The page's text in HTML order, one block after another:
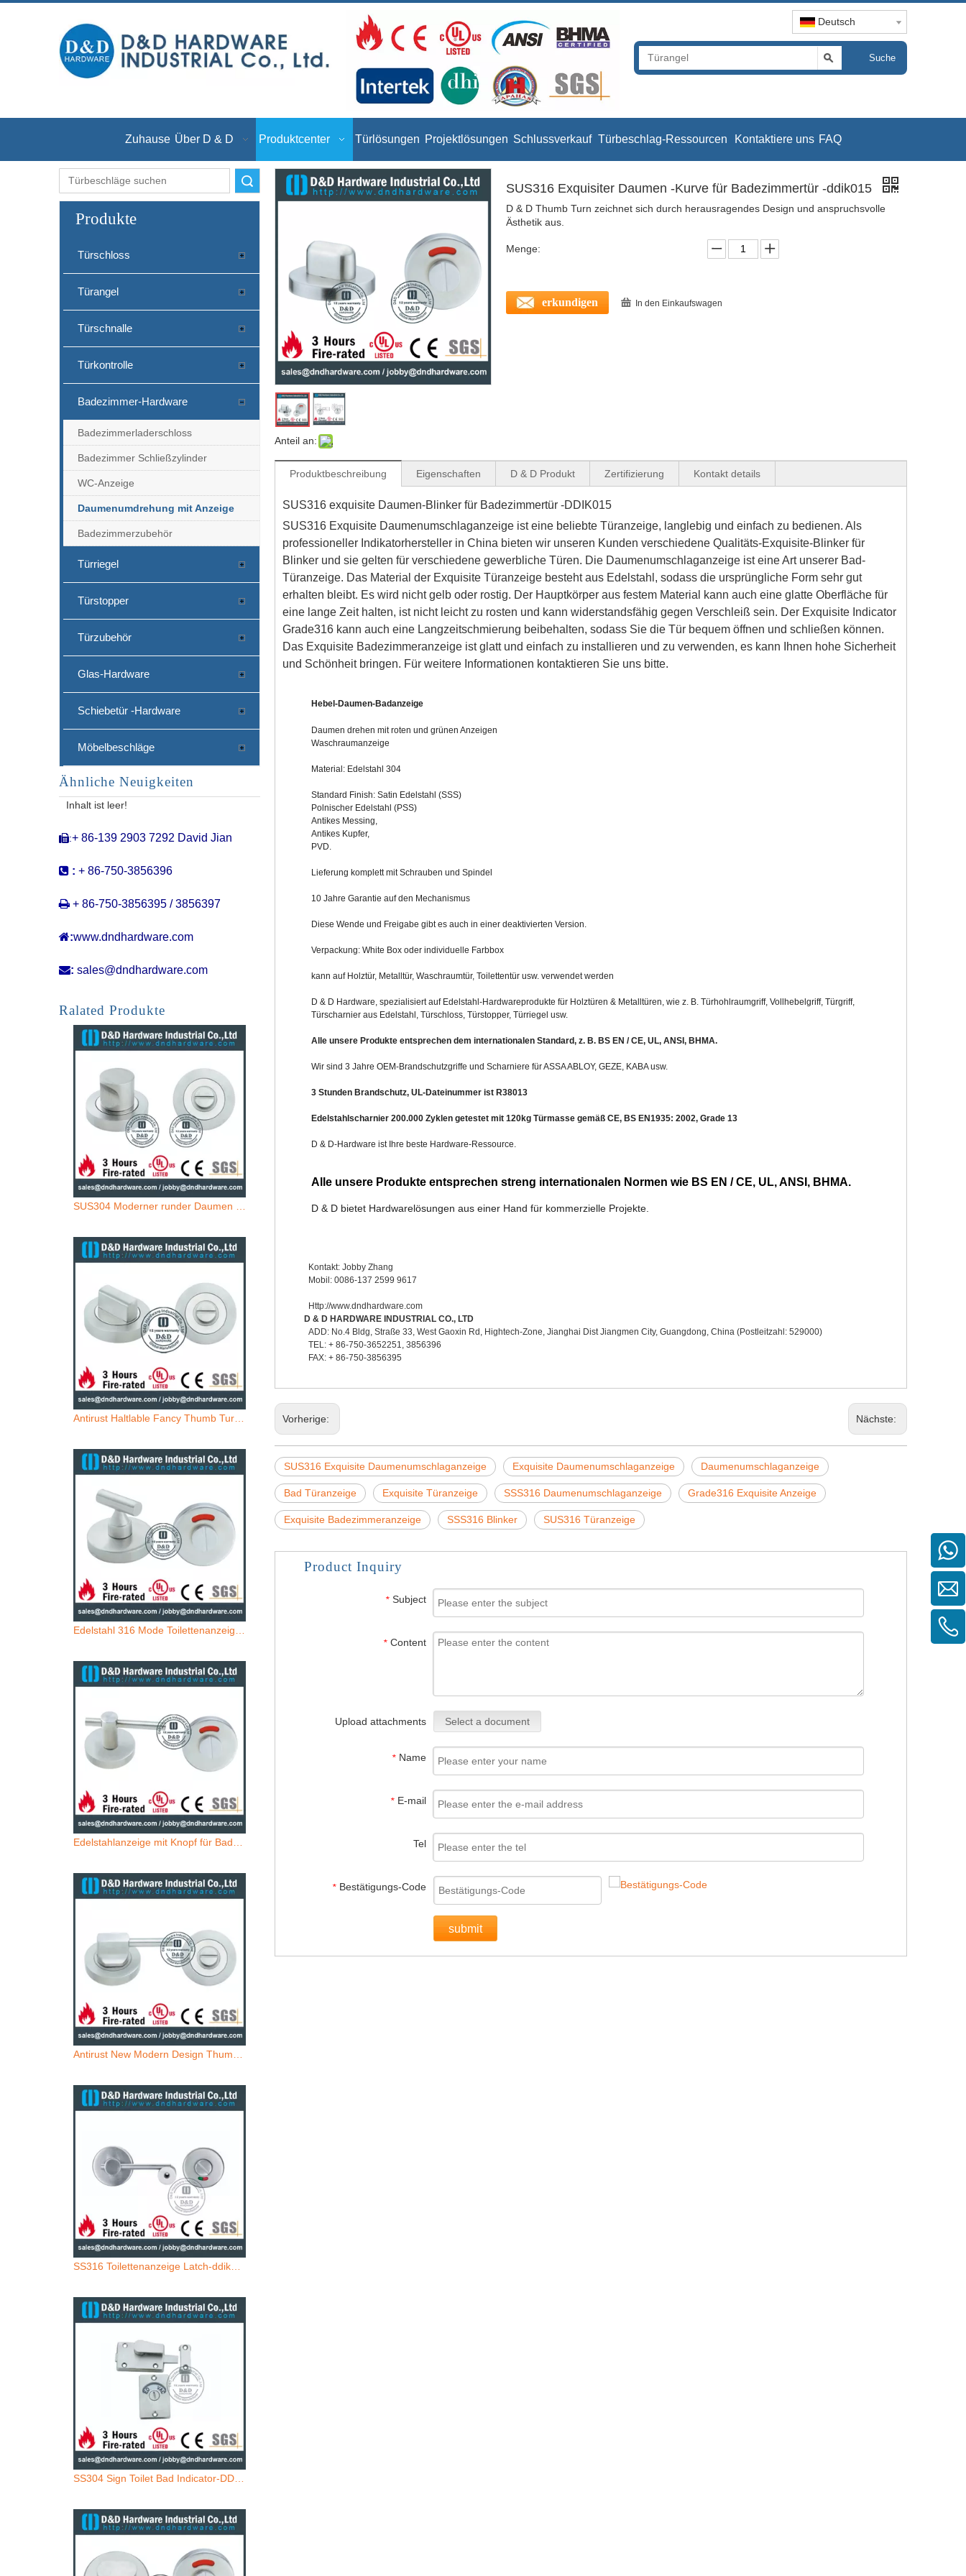
Deutsch
Suche
Zuhause Über D & D Produktcenter Türlösungen Projektlösungen Schlussverkauf Türbeschlag-Ressourcen Kontaktiere uns FAQ
Produkte
Türschloss
Türangel
Türschnalle
Türkontrolle
Badezimmer-Hardware
Badezimmerladerschloss
Badezimmer Schließzylinder
WC-Anzeige
Daumenumdrehung mit Anzeige
Badezimmerzubehör
Türriegel
Türstopper
Türzubehör
Glas-Hardware
Schiebetür -Hardware
Möbelbeschläge
Ähnliche Neuigkeiten
Inhalt ist leer!
:+ 86-139 2903 7292 David Jian
 : + 86-750-3856396
 + 86-750-3856395 / 3856397
:www.dndhardware.com
: sales@dndhardware.com
Ralated Produkte
Anteil an:
SUS316 Exquisiter Daumen -Kurve für Badezimmertür -ddik015
D & D Thumb Turn zeichnet sich durch herausragendes Design und anspruchsvolle
Ästhetik aus.
Menge:
erkundigen In den Einkaufswagen
Produktbeschreibung Eigenschaften D & D Produkt Zertifizierung Kontakt details
SUS316 exquisite Daumen-Blinker für Badezimmertür -DDIK015
SUS316 Exquisite Daumenumschlaganzeige ist eine beliebte Türanzeige, langlebig und einfach zu bedienen. Als
professioneller Indikatorhersteller in China bieten wir unseren Kunden verschiedene Qualitäts-Exquisite-Blinker für
Blinker und sie gelten für verschiedene gewerbliche Türen. Die Daumenumschlaganzeige ist eine Art unserer Bad-
Türanzeige. Das Material der Exquisite Türanzeige besteht aus Edelstahl, sodass die ursprüngliche Form sehr gut
erhalten bleibt. Es wird nicht gelb oder rostig. Der Hauptkörper aus festem Material kann auch eine glatte Oberfläche für
eine lange Zeit halten, ist nicht leicht zu rosten und kann widerstandsfähig gegen Verschleiß sein. Der Exquisite Indicator
Grade316 kann auch eine Langzeitschmierung beibehalten, sodass Sie die Tür bequem öffnen und schließen können.
Das Exquisite Badezimmeranzeige ist glatt und einfach zu installieren und zu verwenden, es kann Ihnen hohe Sicherheit
und Schönheit bringen. Für weitere Informationen kontaktieren Sie uns bitte.
Hebel-Daumen-Badanzeige
Daumen drehen mit roten und grünen Anzeigen
Waschraumanzeige
Material: Edelstahl 304
Standard Finish: Satin Edelstahl (SSS)
Polnischer Edelstahl (PSS)
Antikes Messing,
Antikes Kupfer,
PVD.
Lieferung komplett mit Schrauben und Spindel
10 Jahre Garantie auf den Mechanismus
Diese Wende und Freigabe gibt es auch in einer deaktivierten Version.
Verpackung: White Box oder individuelle Farbbox
kann auf Holztür, Metalltür, Waschraumtür, Toilettentür usw. verwendet werden
D & D Hardware, spezialisiert auf Edelstahl-Hardwareprodukte für Holztüren & Metalltüren, wie z. B. Türhohlraumgriff, Vollhebelgriff, Türgriff,
Türscharnier aus Edelstahl, Türschloss, Türstopper, Türriegel usw.
Alle unsere Produkte entsprechen dem internationalen Standard, z. B. BS EN / CE, UL, ANSI, BHMA.
Wir sind 3 Jahre OEM-Brandschutzgriffe und Scharniere für ASSA ABLOY, GEZE, KABA usw.
3 Stunden Brandschutz, UL-Dateinummer ist R38013
Edelstahlscharnier 200.000 Zyklen getestet mit 120kg Türmasse gemäß CE, BS EN1935: 2002, Grade 13
D & D-Hardware ist Ihre beste Hardware-Ressource.
Alle unsere Produkte entsprechen streng internationalen Normen wie BS EN / CE, UL, ANSI, BHMA.
D & D bietet Hardwarelösungen aus einer Hand für kommerzielle Projekte.
Kontakt: Jobby Zhang
Mobil: 0086-137 2599 9617
Http://www.dndhardware.com
D & D HARDWARE INDUSTRIAL CO., LTD
ADD: No.4 Bldg, Straße 33, West Gaoxin Rd, Hightech-Zone, Jianghai Dist Jiangmen City, Guangdong, China (Postleitzahl: 529000)
TEL: + 86-750-3652251, 3856396
FAX: + 86-750-3856395
Vorherige: Nächste:
SUS316 Exquisite Daumenumschlaganzeige Exquisite Daumenumschlaganzeige Daumenumschlaganzeige
Bad Türanzeige Exquisite Türanzeige SSS316 Daumenumschlaganzeige Grade316 Exquisite Anzeige
Exquisite Badezimmeranzeige SSS316 Blinker SUS316 Türanzeige
Product Inquiry
* Subject
* Content
Upload attachments Select a document
* Name
* E-mail
Tel
* Bestätigungs-Code
submit